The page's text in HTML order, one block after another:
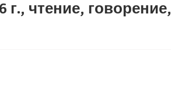
г., чтение, говорение,